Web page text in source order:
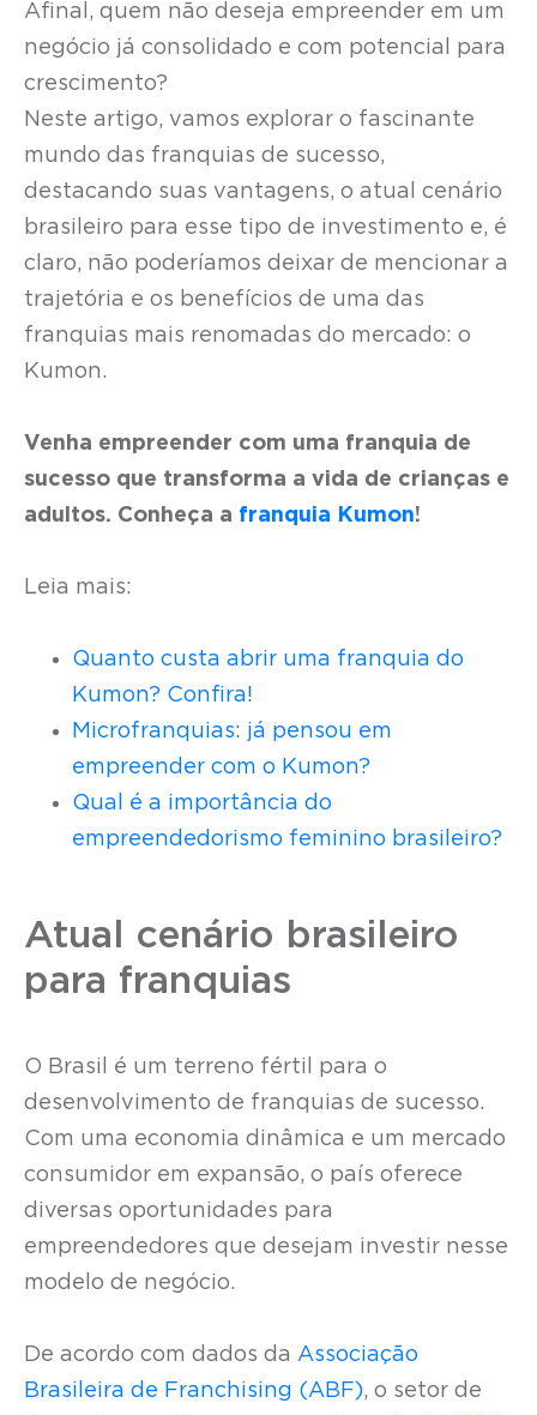
Afinal, quem não deseja empreender em um
negócio já consolidado e com potencial para
crescimento?
Neste artigo, vamos explorar o fascinante
mundo das franquias de sucesso,
destacando suas vantagens, o atual cenário
brasileiro para esse tipo de investimento e, é
claro, não poderíamos deixar de mencionar a
trajetória e os benefícios de uma das
franquias mais renomadas do mercado: o
Kumon.
Venha empreender com uma franquia de
sucesso que transforma a vida de crianças e
adultos. Conheça a franquia Kumon!
Leia mais:
Quanto custa abrir uma franquia do
Kumon? Confira!
Microfranquias: já pensou em
empreender com o Kumon?
Qual é a importância do
empreendedorismo feminino brasileiro?
Atual cenário brasileiro
para franquias
O Brasil é um terreno fértil para o
desenvolvimento de franquias de sucesso.
Com uma economia dinâmica e um mercado
consumidor em expansão, o país oferece
diversas oportunidades para
empreendedores que desejam investir nesse
modelo de negócio.
De acordo com dados da Associação
Brasileira de Franchising (ABF), o setor de